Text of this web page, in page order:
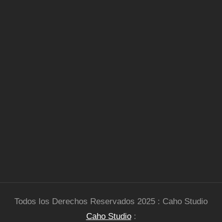
Todos los Derechos Reservados 2025 : Caho Studio
Caho Studio: